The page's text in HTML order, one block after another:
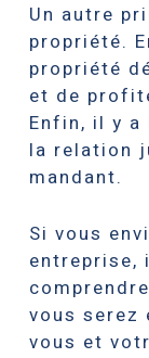
Un autre
propriété.
propriété
et de
Enfin, il y a
la relation
mandant.
Si vous
entreprise,
vous serez
vous et